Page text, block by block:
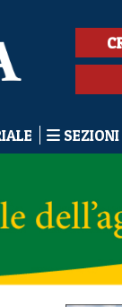
SEZIONI